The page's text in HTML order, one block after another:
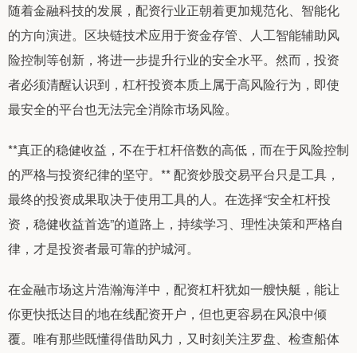
随着金融科技的发展，配资行业正朝着更加规范化、智能化
的方向演进。区块链技术应用于资金存管、人工智能辅助风
险控制等创新，将进一步提升行业的安全水平。然而，投资
者必须清醒认识到，杠杆投资本质上属于高风险行为，即使
最安全的平台也无法完全消除市场风险。
**真正的稳健收益，不在于杠杆倍数的高低，而在于风险控制
的严格与投资纪律的坚守。** 配资炒股交易平台只是工具，
最终的投资成果取决于使用工具的人。在选择“安全杠杆投
资，稳健收益首选”的道路上，持续学习、理性决策和严格自
律，才是投资者最可靠的护城河。
在金融市场这片浩瀚海洋中，配资杠杆犹如一艘快艇，能让
你更快抵达目的地在线配资开户，但也更容易在风浪中倾
覆。唯有那些既懂得借助风力，又时刻关注罗盘、检查船体